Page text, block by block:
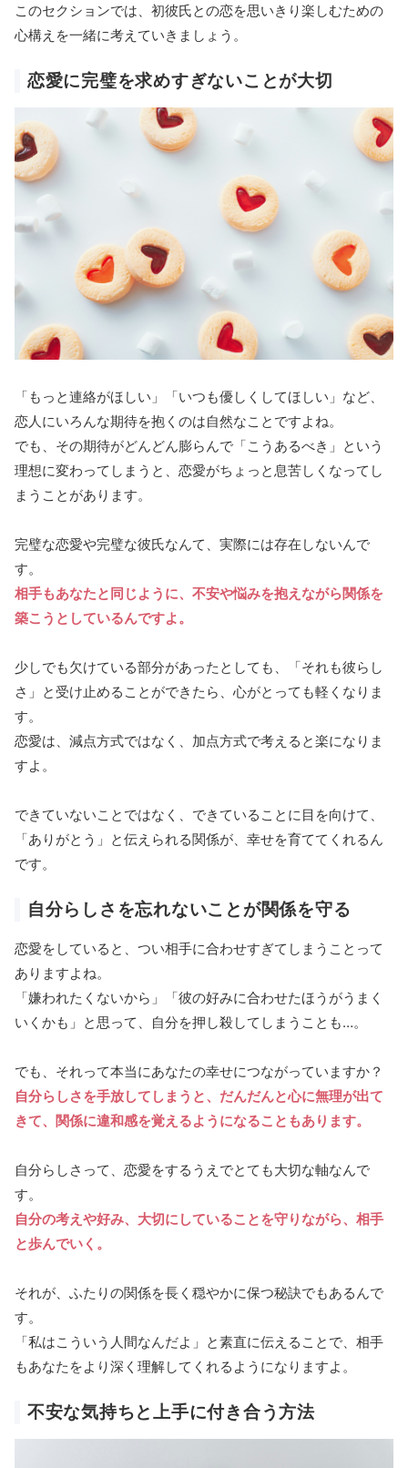
このセクションでは、初彼氏との恋を思いきり楽しむための
心構えを一緒に考えていきましょう。
恋愛に完璧を求めすぎないことが大切
「もっと連絡がほしい」「いつも優しくしてほしい」など、
恋人にいろんな期待を抱くのは自然なことですよね。
でも、その期待がどんどん膨らんで「こうあるべき」という
理想に変わってしまうと、恋愛がちょっと息苦しくなってし
まうことがあります。
完璧な恋愛や完璧な彼氏なんて、実際には存在しないんで
す。
相手もあなたと同じように、不安や悩みを抱えながら関係を
築こうとしているんですよ。
少しでも欠けている部分があったとしても、「それも彼らし
さ」と受け止めることができたら、心がとっても軽くなりま
す。
恋愛は、減点方式ではなく、加点方式で考えると楽になりま
すよ。
できていないことではなく、できていることに目を向けて、
「ありがとう」と伝えられる関係が、幸せを育ててくれるん
です。
自分らしさを忘れないことが関係を守る
恋愛をしていると、つい相手に合わせすぎてしまうことって
ありますよね。
「嫌われたくないから」「彼の好みに合わせたほうがうまく
いくかも」と思って、自分を押し殺してしまうことも…。
でも、それって本当にあなたの幸せにつながっていますか？
自分らしさを手放してしまうと、だんだんと心に無理が出て
きて、関係に違和感を覚えるようになることもあります。
自分らしさって、恋愛をするうえでとても大切な軸なんで
す。
自分の考えや好み、大切にしていることを守りながら、相手
と歩んでいく。
それが、ふたりの関係を長く穏やかに保つ秘訣でもあるんで
す。
「私はこういう人間なんだよ」と素直に伝えることで、相手
もあなたをより深く理解してくれるようになりますよ。
不安な気持ちと上手に付き合う方法